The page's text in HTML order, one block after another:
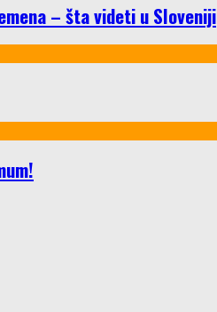
– šta videti u Sloveniji